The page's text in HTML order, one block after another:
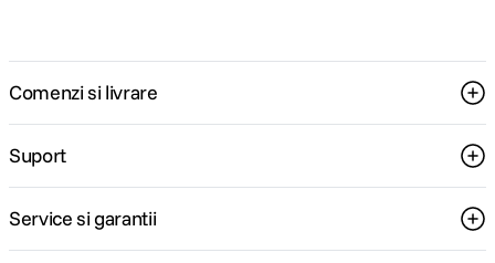
Comenzi si livrare
Suport
Service si garantii